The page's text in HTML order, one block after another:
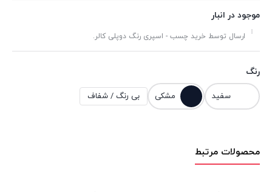
موجود در انبار
ارسال توسط خرید چسب - اسپری رنگ دوپلی کالر.
رنگ
سفید مشکی بی رنگ / شفاف
محصولات مرتبط